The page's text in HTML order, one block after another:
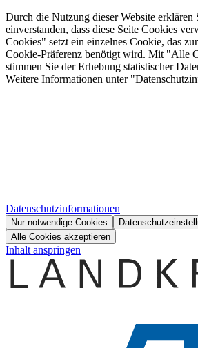
Durch die Nutzung dieser Website erklären
einverstanden, dass diese Seite Cookies
Cookies" setzt ein einzelnes Cookie, das
Cookie-Präferenz benötigt wird. Mit "Alle
stimmen Sie der Erhebung statistischer
Weitere Informationen unter
Datenschutzinformationen
Nur notwendige Cookies
Alle Cookies akzeptieren
Inhalt anspringen